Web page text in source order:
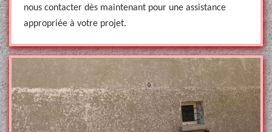
nous contacter dès maintenant pour une assistance
appropriée à votre projet.